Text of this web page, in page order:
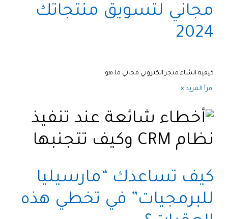
مجاني لتسويق منتجاتك
2024
كيفية انشاء متجر الكتروني مجاني ما هو
اقرأ المزيد »
كيف تساعدك “مارسيليا
للبرمجيات” في تخطي هذه